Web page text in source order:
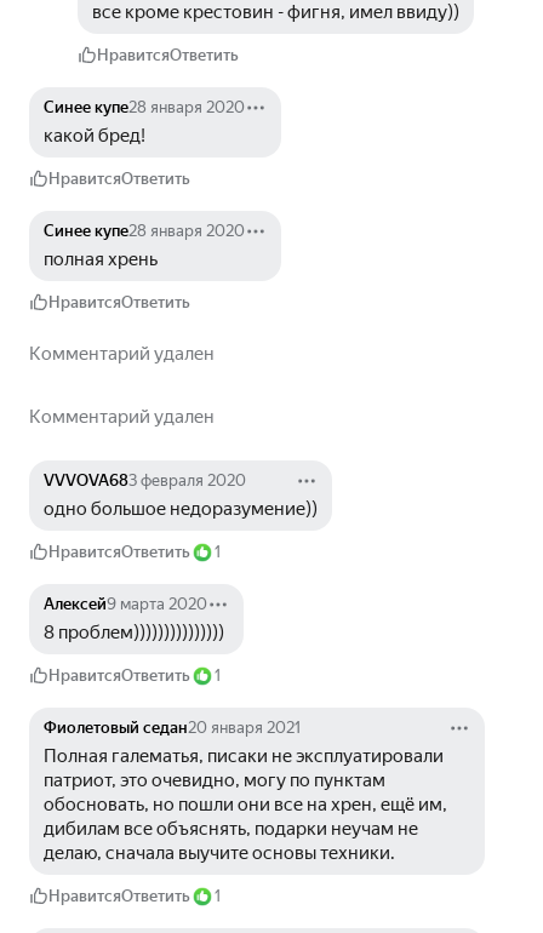
все кроме крестовин - фигня, имел ввиду))
НравитсяОтветить
Синее купе28 января 2020
какой бред!
НравитсяОтветить
Синее купе28 января 2020
полная хрень
НравитсяОтветить
Комментарий удален
Комментарий удален
VVVOVA683 февраля 2020
одно большое недоразумение))
НравитсяОтветить 1
Алексей9 марта 2020
8 проблем)))))))))))))))
НравитсяОтветить 1
Фиолетовый седан20 января 2021
Полная галематья, писаки не эксплуатировали
патриот, это очевидно, могу по пунктам
обосновать, но пошли они все на хрен, ещё им,
дибилам все объяснять, подарки неучам не
делаю, сначала выучите основы техники.
НравитсяОтветить 1